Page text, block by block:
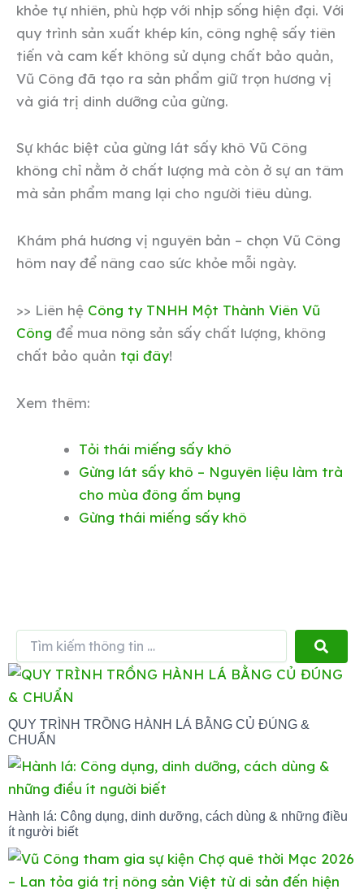
khỏe tự nhiên, phù hợp với nhịp sống hiện đại. Với
quy trình sản xuất khép kín, công nghệ sấy tiên
tiến và cam kết không sử dụng chất bảo quản,
Vũ Công đã tạo ra sản phẩm giữ trọn hương vị
và giá trị dinh dưỡng của gừng.
Sự khác biệt của gừng lát sấy khô Vũ Công
không chỉ nằm ở chất lượng mà còn ở sự an tâm
mà sản phẩm mang lại cho người tiêu dùng.
Khám phá hương vị nguyên bản – chọn Vũ Công
hôm nay để nâng cao sức khỏe mỗi ngày.
>> Liên hệ Công ty TNHH Một Thành Viên Vũ
Công để mua nông sản sấy chất lượng, không
chất bảo quản tại đây!
Xem thêm:
Tỏi thái miếng sấy khô
Gừng lát sấy khô – Nguyên liệu làm trà
cho mùa đông ấm bụng
Gừng thái miếng sấy khô
kiếm
thông
…
QUY TRÌNH TRỒNG HÀNH LÁ BẰNG CỦ ĐÚNG &
CHUẨN
Hành lá: Công dụng, dinh dưỡng, cách dùng & những điều
ít người biết